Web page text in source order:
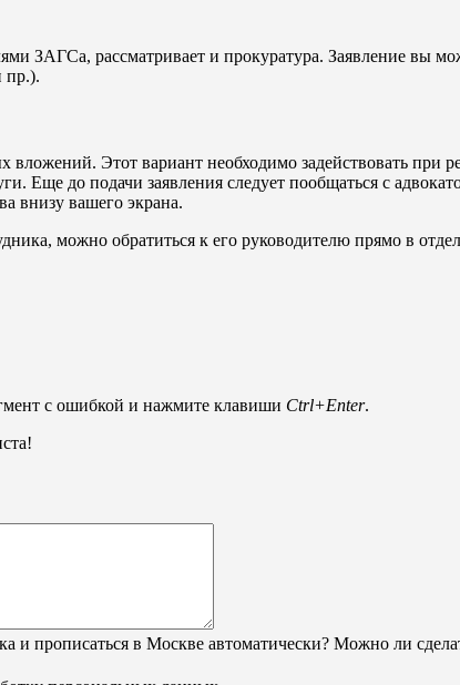
ЗАГСа, рассматривает и прокуратура. Заявление вы
пр.).
Этот вариант необходимо задействовать при
Еще до подачи заявления следует пообщаться с
внизу вашего экрана.
можно обратиться к его руководителю прямо в
с ошибкой и нажмите клавиши Ctrl+Enter.
и прописаться в Москве автоматически? Можно ли